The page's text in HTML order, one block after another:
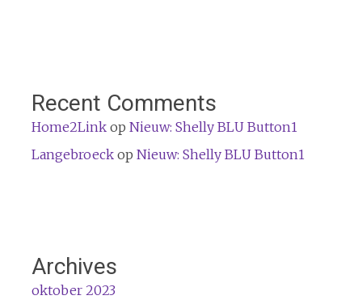
Recent Comments
Home2Linkop Nieuw: Shelly BLU Button1
Langebroeckop Nieuw: Shelly BLU Button1
Archives
oktober 2023